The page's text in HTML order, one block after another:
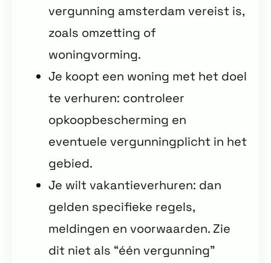
vergunning amsterdam vereist is,
zoals omzetting of
woningvorming.
Je koopt een woning met het doel
te verhuren: controleer
opkoopbescherming en
eventuele vergunningplicht in het
gebied.
Je wilt vakantieverhuren: dan
gelden specifieke regels,
meldingen en voorwaarden. Zie
dit niet als “één vergunning”